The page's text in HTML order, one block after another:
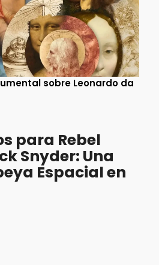
sobre Leonardo da
para Rebel
Snyder: Una
Espacial en